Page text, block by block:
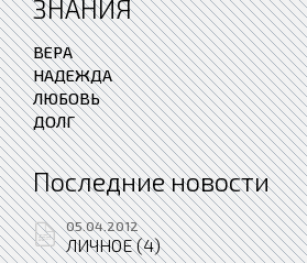
ЗНАНИЯ
ВЕРА
НАДЕЖДА
ЛЮБОВЬ
ДОЛГ
Последние новости
05.04.2012
ЛИЧНОЕ (4)